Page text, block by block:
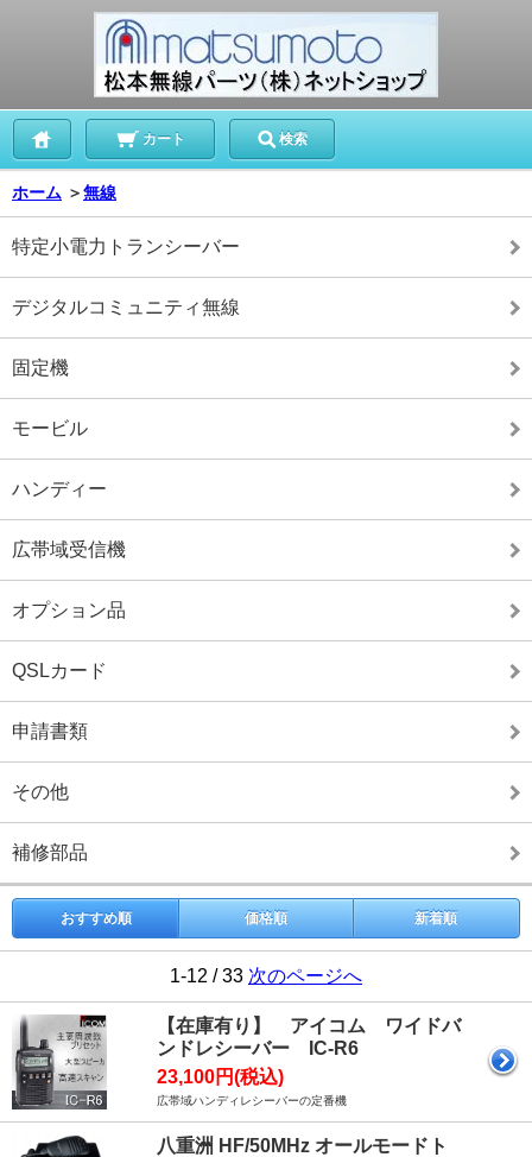
カート 検索
ホーム ＞無線
特定小電力トランシーバー
デジタルコミュニティ無線
固定機
モービル
ハンディー
広帯域受信機
オプション品
QSLカード
申請書類
その他
補修部品
おすすめ順 価格順 新着順
1-12 / 33 次のページへ
【在庫有り】 アイコム ワイドバ
ンドレシーバー IC-R6
23,100円(税込)
広帯域ハンディレシーバーの定番機
八重洲 HF/50MHz オールモードト